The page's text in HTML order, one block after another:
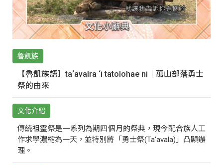
魯凱族
【魯凱族語】ta‘avalra ‘i tatolohae ni｜萬山部落勇士
祭的由來
文化介紹
傳統祖靈祭是一系列為期四個月的祭典，現今配合族人工
作求學濃縮為一天，並特別將「勇士祭(Ta‘avala)」凸顯辦
理。